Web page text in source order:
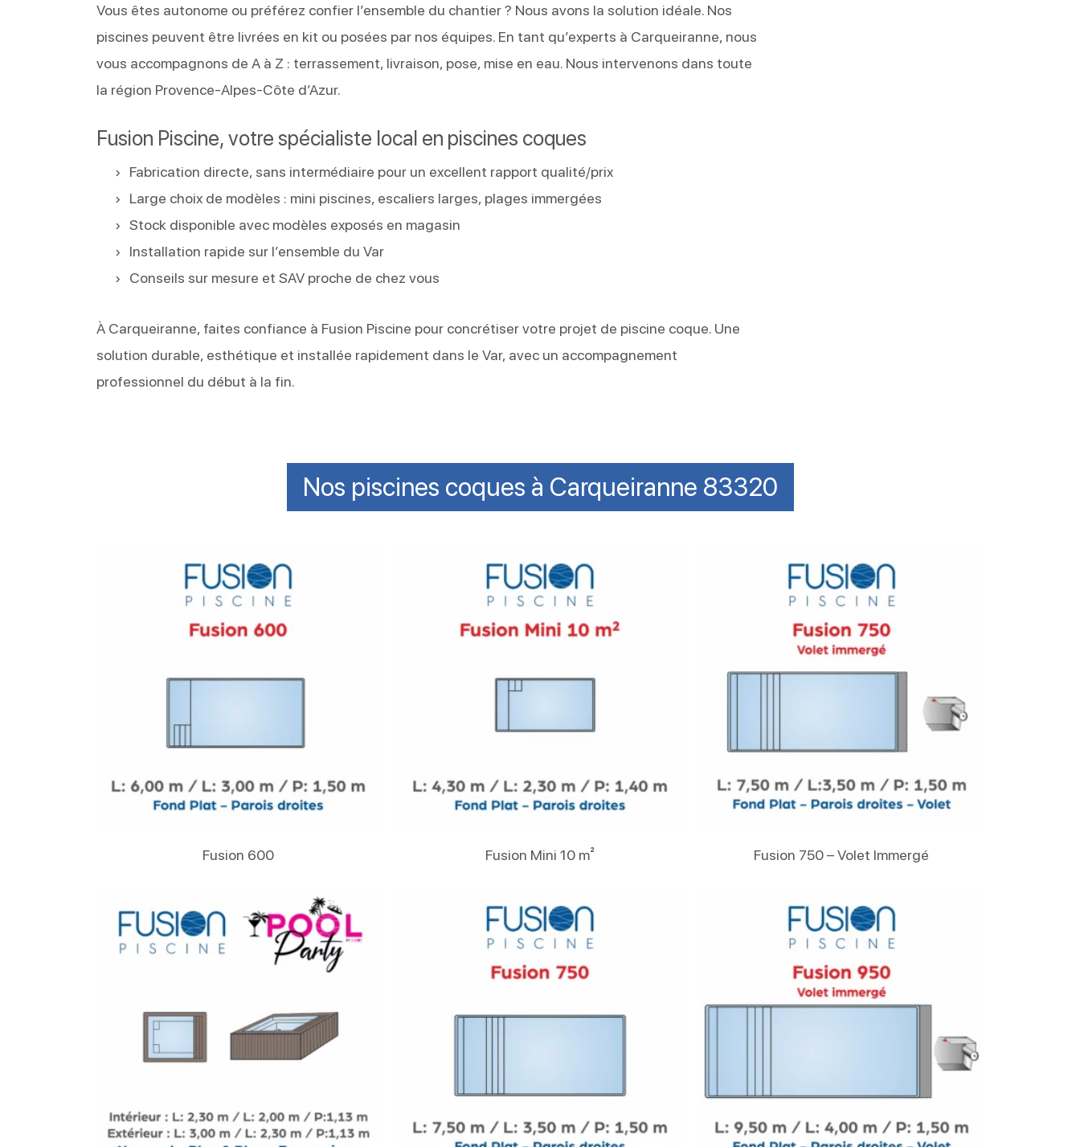
Vous êtes autonome ou préférez confier l’ensemble du chantier ? Nous avons la solution idéale. Nos
piscines peuvent être livrées en kit ou posées par nos équipes. En tant qu’experts à Carqueiranne, nous
vous accompagnons de A à Z : terrassement, livraison, pose, mise en eau. Nous intervenons dans toute
la région Provence-Alpes-Côte d’Azur.
Fusion Piscine, votre spécialiste local en piscines coques
Fabrication directe, sans intermédiaire pour un excellent rapport qualité/prix
Large choix de modèles : mini piscines, escaliers larges, plages immergées
Stock disponible avec modèles exposés en magasin
Installation rapide sur l’ensemble du Var
Conseils sur mesure et SAV proche de chez vous
À Carqueiranne, faites confiance à Fusion Piscine pour concrétiser votre projet de piscine coque. Une
solution durable, esthétique et installée rapidement dans le Var, avec un accompagnement
professionnel du début à la fin.
Nos piscines coques à Carqueiranne 83320
Fusion 600 Fusion Mini 10 m² Fusion 750 – Volet Immergé